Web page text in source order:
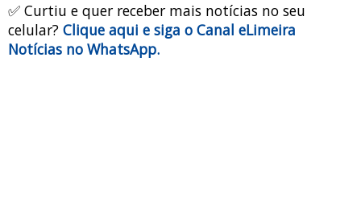
✅ Curtiu e quer receber mais notícias no seu
celular? Clique aqui e siga o Canal eLimeira
Notícias no WhatsApp.